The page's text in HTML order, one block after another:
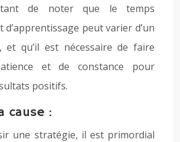
de noter que le temps
d’apprentissage peut varier d’un
et qu’il est nécessaire de faire
et de constance pour
positifs.
cause :
une stratégie, il est primordial